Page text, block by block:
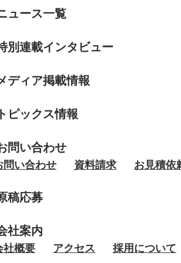
ュース一覧
別連載インタビュー
ディア掲載情報
ピックス情報
問い合わせ
問い合わせ 資料請求 お見積依
稿応募
社案内
社概要 アクセス 採用について